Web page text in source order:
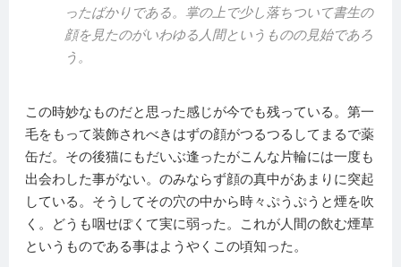
ったばかりである。掌の上で少し落ちついて書生の
顔を見たのがいわゆる人間というものの見始であろ
う。
この時妙なものだと思った感じが今でも残っている。第一
毛をもって装飾されべきはずの顔がつるつるしてまるで薬
缶だ。その後猫にもだいぶ逢ったがこんな片輪には一度も
出会わした事がない。のみならず顔の真中があまりに突起
している。そうしてその穴の中から時々ぷうぷうと煙を吹
く。どうも咽せぽくて実に弱った。これが人間の飲む煙草
というものである事はようやくこの頃知った。